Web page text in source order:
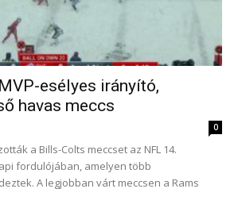
esélyes irányító,
havas meccs
0
a Bills-Colts meccset az NFL 14.
fordulójában, amelyen több
A legjobban várt meccsen a Rams